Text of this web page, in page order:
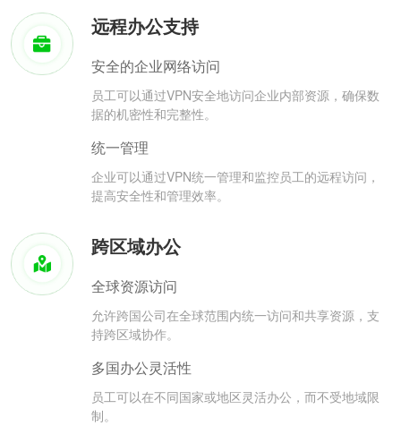
远程办公支持
安全的企业网络访问
员工可以通过VPN安全地访问企业内部资源，确保数
据的机密性和完整性。
统一管理
企业可以通过VPN统一管理和监控员工的远程访问，
提高安全性和管理效率。
跨区域办公
全球资源访问
允许跨国公司在全球范围内统一访问和共享资源，支
持跨区域协作。
多国办公灵活性
员工可以在不同国家或地区灵活办公，而不受地域限
制。